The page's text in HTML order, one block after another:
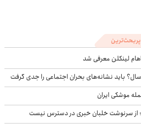
پربحث‌ترین
لینکلن معرفی شد
موشکی ایران
از سرنوشت خلبان خبری در دسترس نیست